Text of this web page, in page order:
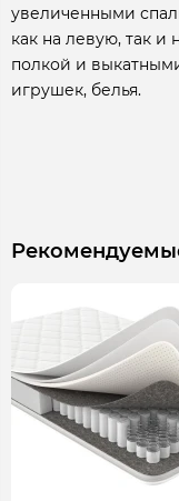
увеличенными
как на левую, так и
полкой и
игрушек, белья.